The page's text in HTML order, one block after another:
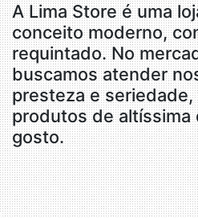
A Lima Store é uma
conceito moderno,
requintado. No
buscamos atender
presteza e
produtos de altíssima
gosto.